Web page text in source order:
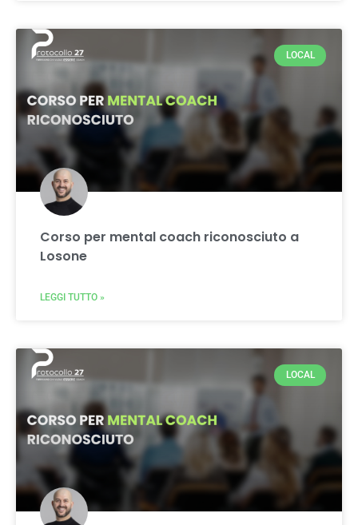
LOCAL
Corso per mental coach riconosciuto a
Losone
LEGGI TUTTO »
LOCAL